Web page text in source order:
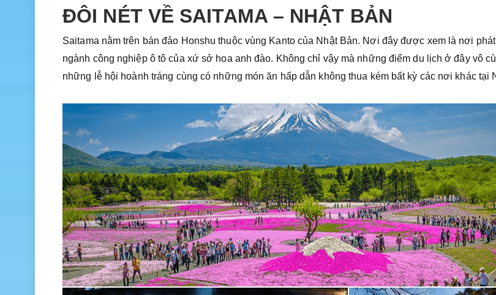
ĐÔI NÉT VỀ SAITAMA – NHẬT BẢN
Saitama nằm trên bán đảo Honshu thuộc vùng Kanto của Nhật Bản. Nơi đây được xem là nơi
ngành công nghiệp ô tô của xứ sở hoa anh đào. Không chỉ vậy mà những điểm du lịch ở đây vô
những lễ hội hoành tráng cùng có những món ăn hấp dẫn không thua kém bất kỳ các nơi khác tại